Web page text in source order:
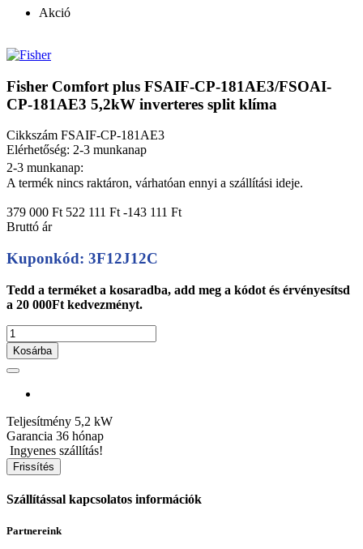
Akció
Fisher Comfort plus FSAIF-CP-181AE3/FSOAI-
CP-181AE3 5,2kW inverteres split klíma
Cikkszám FSAIF-CP-181AE3
Elérhetőség: 2-3 munkanap
2-3 munkanap:
A termék nincs raktáron, várhatóan ennyi a szállítási ideje.
379 000 Ft 522 111 Ft -143 111 Ft
Bruttó ár
Kuponkód: 3F12J12C
Tedd a terméket a kosaradba, add meg a kódot és érvényesítsd
a 20 000Ft kedvezményt.
Kosárba
Teljesítmény 5,2 kW
Garancia 36 hónap
Ingyenes szállítás!
Szállítással kapcsolatos információk
Partnereink